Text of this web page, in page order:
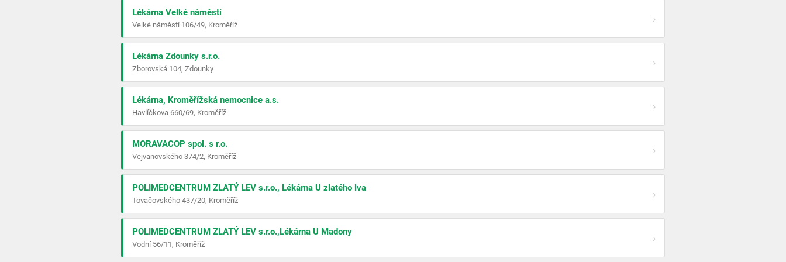
Lékárna Velké náměstí
Velké náměstí 106/49, Kroměříž
›
Lékárna Zdounky s.r.o.
Zborovská 104, Zdounky
›
Lékárna, Kroměřížská nemocnice a.s.
Havlíčkova 660/69, Kroměříž
›
MORAVACOP spol. s r.o.
Vejvanovského 374/2, Kroměříž
›
POLIMEDCENTRUM ZLATÝ LEV s.r.o., Lékárna U zlatého lva
Tovačovského 437/20, Kroměříž
›
POLIMEDCENTRUM ZLATÝ LEV s.r.o.,Lékárna U Madony
Vodní 56/11, Kroměříž
›